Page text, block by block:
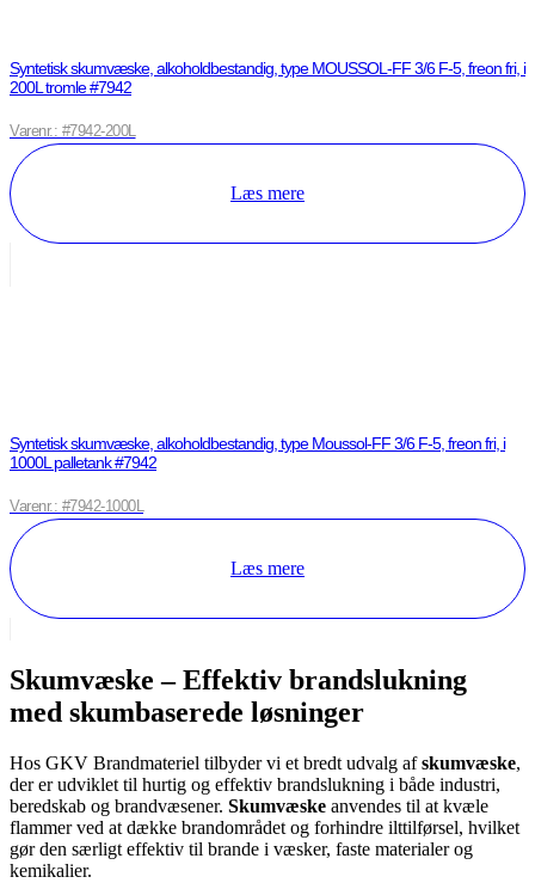
Syntetisk skumvæske, alkoholdbestandig, type MOUSSOL-FF 3/6 F-5, freon fri, i
200L tromle #7942
Varenr.: #7942-200L
Læs mere
Syntetisk skumvæske, alkoholdbestandig, type Moussol-FF 3/6 F-5, freon fri, i
1000L palletank #7942
Varenr.: #7942-1000L
Læs mere
Skumvæske – Effektiv brandslukning
med skumbaserede løsninger
Hos GKV Brandmateriel tilbyder vi et bredt udvalg afskumvæske,
der er udviklet til hurtig og effektiv brandslukning i både industri,
beredskab og brandvæsener. Skumvæske anvendes til at kvæle
flammer ved at dække brandområdet og forhindre ilttilførsel, hvilket
gør den særligt effektiv til brande i væsker, faste materialer og
kemikalier.